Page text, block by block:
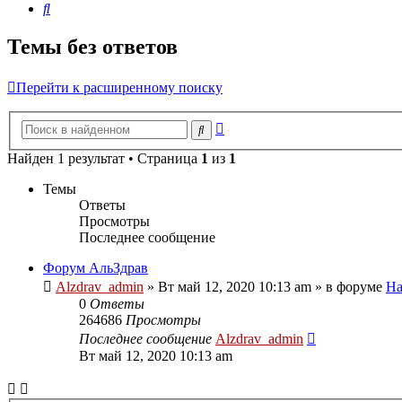
Поиск
Темы без ответов
Перейти к расширенному поиску
Поиск
Найден 1 результат • Страница 1 из 1
Темы
Ответы
Просмотры
Последнее сообщение
Форум АльЗдрав
Alzdrav_admin » Вт май 12, 2020 10:13 am » в форуме
0 Ответы
264686 Просмотры
Последнее сообщение Alzdrav_admin
Вт май 12, 2020 10:13 am